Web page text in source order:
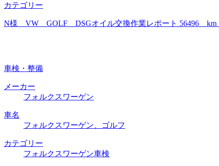
カテゴリー
N様 VW GOLF DSGオイル交換作業レポート 56496 km
車検・整備
メーカー
フォルクスワーゲン
車名
フォルクスワーゲン、ゴルフ
カテゴリー
フォルクスワーゲン車検